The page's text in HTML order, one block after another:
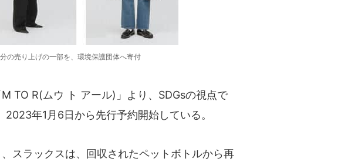
の売り上げの一部を、環境保護団体へ寄付
TO R(ムウ ト アール)」より、SDGsの視点で
年1月6日から先行予約開始している。
スラックスは、回収されたペットボトルから再